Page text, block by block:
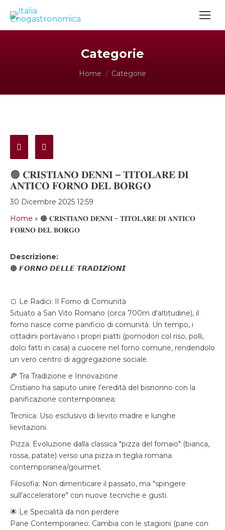
Categorie
Tu sei qui:
Home Categorie
🟠 𝐂𝐑𝐈𝐒𝐓𝐈𝐀𝐍𝐎 𝐃𝐄𝐍𝐍𝐈 – 𝐓𝐈𝐓𝐎𝐋𝐀𝐑𝐄 𝐃𝐈
𝐀𝐍𝐓𝐈𝐂𝐎 𝐅𝐎𝐑𝐍𝐎 𝐃𝐄𝐋 𝐁𝐎𝐑𝐆𝐎
30 Dicembre 2025 12:59
Home » 🟠 𝐂𝐑𝐈𝐒𝐓𝐈𝐀𝐍𝐎 𝐃𝐄𝐍𝐍𝐈 – 𝐓𝐈𝐓𝐎𝐋𝐀𝐑𝐄 𝐃𝐈 𝐀𝐍𝐓𝐈𝐂𝐎
𝐅𝐎𝐑𝐍𝐎 𝐃𝐄𝐋 𝐁𝐎𝐑𝐆𝐎
Descrizione:
🟠 𝙁𝙊𝙍𝙉𝙊 𝘿𝙀𝙇𝙇𝙀 𝙏𝙍𝘼𝘿𝙄𝙕𝙞𝙊𝙉𝙄
🍞 Le Radici: Il Forno di Comunità
Situato a San Vito Romano (circa 700m d'altitudine), il
forno nasce come panificio di comunità. Un tempo, i
cittadini portavano i propri piatti (pomodori col riso, polli,
dolci fatti in casa) a cuocere nel forno comune, rendendolo
un vero centro di aggregazione sociale.
🍕 Tra Tradizione e Innovazione
Cristiano ha saputo unire l'eredità del bisnonno con la
panificazione contemporanea:
Tecnica: Uso esclusivo di lievito madre e lunghe
lievitazioni.
Pizza: Evoluzione dalla classica "pizza del fornaio" (bianca,
rossa, patate) verso una pizza in teglia romana
contemporanea/gourmet.
Filosofia: Non dimenticare il passato, ma "spingere
sull'acceleratore" con nuove tecniche e gusti.
🌟 Le Specialità da non perdere
Pane Contemporaneo: Cambia con le stagioni (pane con